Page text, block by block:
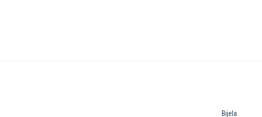
Bijela